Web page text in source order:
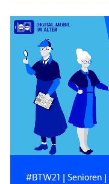
#BTW21 | Senioren|